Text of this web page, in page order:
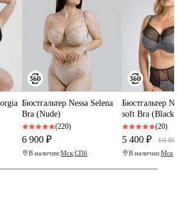
Бюстгальтер Nessa Selena
Bra (Nude)
(220)
6 900 ₽
В наличии:Мск СПб
Бюстгальтер
soft Bra (Black)
(20)
5 400 ₽ 10
В наличии:Мск